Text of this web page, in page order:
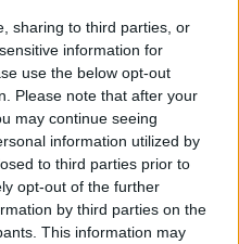
sharing to third parties, or
information for
use the below opt-out
Please note that after your
may continue seeing
information utilized by
to third parties prior to
opt-out of the further
by third parties on the
This information may